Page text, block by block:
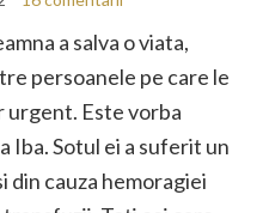
a salva o viata,
persoanele pe care le
urgent. Este vorba
Iba. Sotul ei a suferit un
din cauza hemoragiei